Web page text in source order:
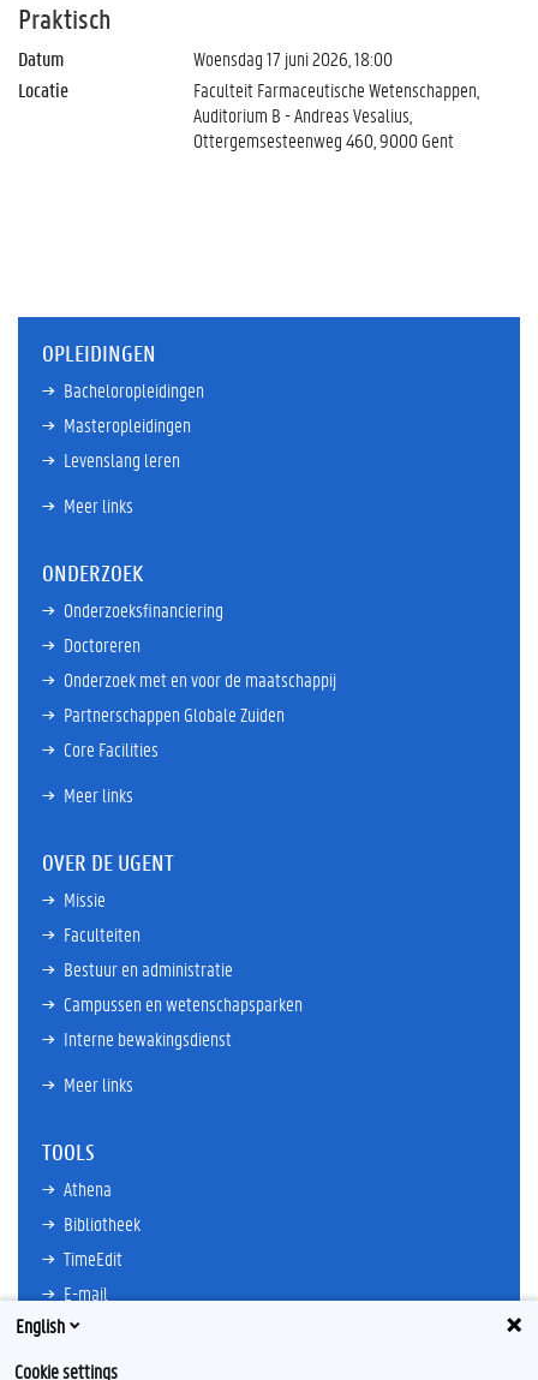
Praktisch
Datum
Woensdag 17 juni 2026, 18:00
Locatie
Faculteit Farmaceutische Wetenschappen,
Auditorium B - Andreas Vesalius,
Ottergemsesteenweg 460, 9000 Gent
OPLEIDINGEN
Bacheloropleidingen
Masteropleidingen
Levenslang leren
Meer links
ONDERZOEK
Onderzoeksfinanciering
Doctoreren
Onderzoek met en voor de maatschappij
Partnerschappen Globale Zuiden
Core Facilities
Meer links
OVER DE UGENT
Missie
Faculteiten
Bestuur en administratie
Campussen en wetenschapsparken
Interne bewakingsdienst
Meer links
TOOLS
Athena
Bibliotheek
TimeEdit
E-mail
Ufora
Oasis
English
Cookie settings